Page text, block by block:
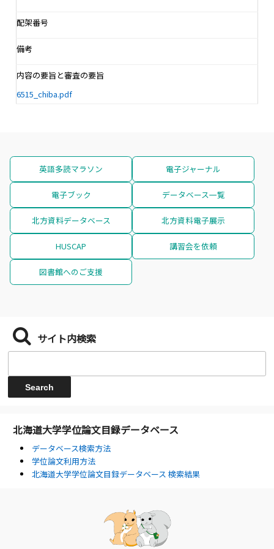
配架番号
備考
内容の要旨と審査の要旨
6515_chiba.pdf
英語多読マラソン 電子ジャーナル
電子ブック データベース一覧
北方資料データベース 北方資料電子展示
HUSCAP 講習会を依頼
図書館へのご支援
サイト内検索
北海道大学学位論文目録データベース
データベース検索方法
学位論文利用方法
北海道大学学位論文目録データベース 検索結果